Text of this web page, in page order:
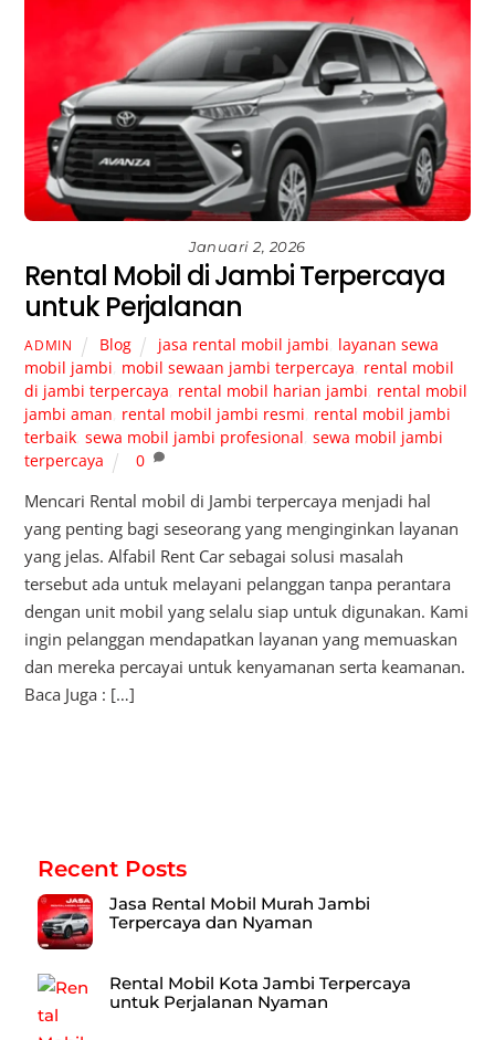
Januari 2, 2026
Rental Mobil di Jambi Terpercaya
untuk Perjalanan
ADMIN Blog jasa rental mobil jambi layanan sewa
mobil jambi mobil sewaan jambi terpercaya rental mobil
di jambi terpercaya rental mobil harian jambi rental mobil
jambi aman rental mobil jambi resmi rental mobil jambi
terbaik ,sewa mobil jambi profesional ,sewa mobil jambi
terpercaya
0
Mencari Rental mobil di Jambi terpercaya menjadi hal
yang penting bagi seseorang yang menginginkan layanan
yang jelas. Alfabil Rent Car sebagai solusi masalah
tersebut ada untuk melayani pelanggan tanpa perantara
dengan unit mobil yang selalu siap untuk digunakan. Kami
ingin pelanggan mendapatkan layanan yang memuaskan
dan mereka percayai untuk kenyamanan serta keamanan.
Baca Juga : […]
Recent Posts
Jasa Rental Mobil Murah Jambi
Terpercaya dan Nyaman
Rental Mobil Kota Jambi Terpercaya
untuk Perjalanan Nyaman